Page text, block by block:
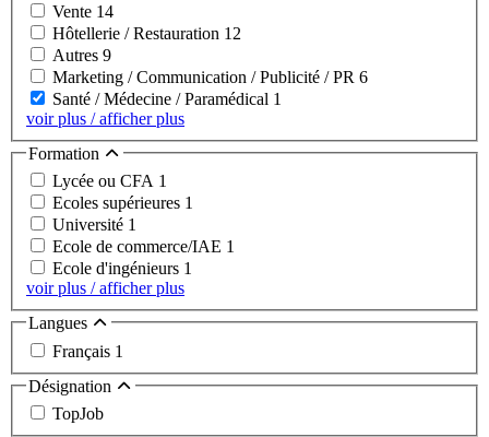
Vente 14
Hôtellerie / Restauration 12
Autres 9
Marketing / Communication / Publicité / PR 6
Santé / Médecine / Paramédical 1
voir plus / afficher plus
Formation
Lycée ou CFA 1
Ecoles supérieures 1
Université 1
Ecole de commerce/IAE 1
Ecole d'ingénieurs 1
voir plus / afficher plus
Langues
Français 1
Désignation
TopJob